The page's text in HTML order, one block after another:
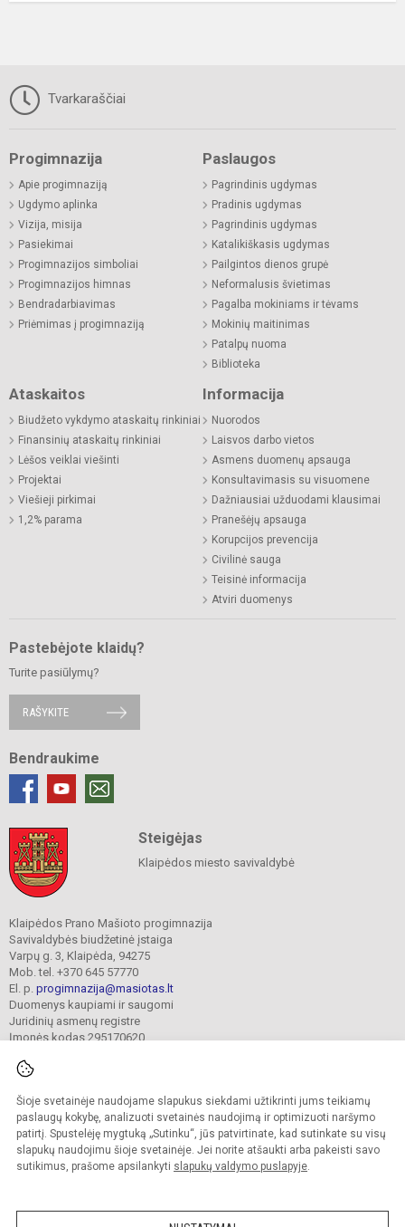
Šioje svetainėje naudojame slapukus siekdami užtikrinti jums teikiamų
paslaugų kokybę, analizuoti svetainės naudojimą ir optimizuoti naršymo
patirtį. Spustelėję mygtuką „Sutinku“, jūs patvirtinate, kad sutinkate su visų
slapukų naudojimu šioje svetainėje. Jei norite atšaukti arba pakeisti savo
sutikimus, prašome apsilankyti slapukų valdymo puslapyje.
Tvarkaraščiai
Progimnazija
Apie progimnaziją
Ugdymo aplinka
Vizija, misija
Pasiekimai
Progimnazijos simboliai
Progimnazijos himnas
Bendradarbiavimas
Priėmimas į progimnaziją
Paslaugos
Pagrindinis ugdymas
Pradinis ugdymas
Pagrindinis ugdymas
Katalikiškasis ugdymas
Pailgintos dienos grupė
Neformalusis švietimas
Pagalba mokiniams ir tėvams
Mokinių maitinimas
Patalpų nuoma
Biblioteka
Ataskaitos
Biudžeto vykdymo ataskaitų rinkiniai
Finansinių ataskaitų rinkiniai
Lėšos veiklai viešinti
Projektai
Viešieji pirkimai
1,2% parama
Informacija
Nuorodos
Laisvos darbo vietos
Asmens duomenų apsauga
Konsultavimasis su visuomene
Dažniausiai užduodami klausimai
Pranešėjų apsauga
Korupcijos prevencija
Civilinė sauga
Teisinė informacija
Atviri duomenys
Pastebėjote klaidų?
Turite pasiūlymų?
RAŠYKITE
Bendraukime
Steigėjas
Klaipėdos miesto savivaldybė
Klaipėdos Prano Mašioto progimnazija
Savivaldybės biudžetinė įstaiga
Varpų g. 3, Klaipėda, 94275
Mob. tel. +370 645 57770
El. p. progimnazija@masiotas.lt
Duomenys kaupiami ir saugomi
Juridinių asmenų registre
Įmonės kodas 295170620
© 2022. Klaipėdos Prano Mašioto progimnazija. Visos teisės saugomos.
Kopijuoti turinį be raštiško įstaigos administracijos sutikimo griežtai draudžiama.
Prieinamumo paraiška Slapukų valdymas
Sumanus būdas atnaujinti